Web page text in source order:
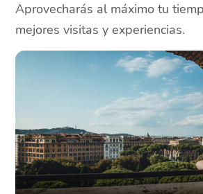
Aprovecharás al máximo tu
mejores visitas y experiencias.